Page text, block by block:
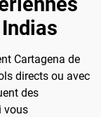
Cartagena de
directs ou avec
des
vous